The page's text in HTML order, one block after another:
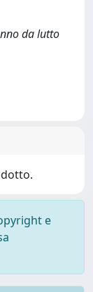
da lutto
e